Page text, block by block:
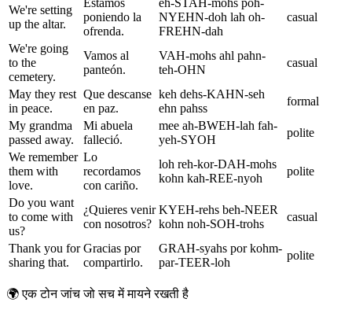
We're setting
up the altar.
poniendo la
ofrenda.
NYEHN-doh lah oh-
FREHN-dah
casual
We're going
to the
cemetery.
Vamos al
panteón.
VAH-mohs ahl pahn-
teh-OHN
casual
May they rest
in peace.
Que descanse
en paz.
keh dehs-KAHN-seh
ehn pahss
formal
My grandma
passed away.
Mi abuela
falleció.
mee ah-BWEH-lah fah-
yeh-SYOH
polite
We remember
them with
love.
Lo
recordamos
con cariño.
loh reh-kor-DAH-mohs
kohn kah-REE-nyoh
polite
Do you want
to come with
us?
¿Quieres venir
con nosotros?
KYEH-rehs beh-NEER
kohn noh-SOH-trohs
casual
Thank you for
sharing that.
Gracias por
compartirlo.
GRAH-syahs por kohm-
par-TEER-loh
polite
🌍 एक टोन जांच जो सच में मायने रखती है